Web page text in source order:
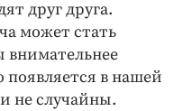
друг друга.
может стать
появляется в нашей
не случайны.